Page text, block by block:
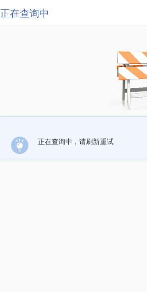
正在查询中
正在查询中，请刷新重试